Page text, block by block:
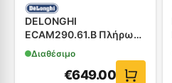
DELONGHI
ECAM290.61.B Πλήρως
Αυτόματη Καφετιέρα
Διαθέσιμο
€649.00